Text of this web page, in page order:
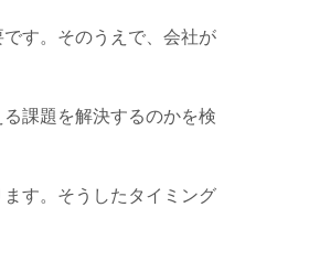
す。そのうえで、会社が
課題を解決するのかを検
す。そうしたタイミング